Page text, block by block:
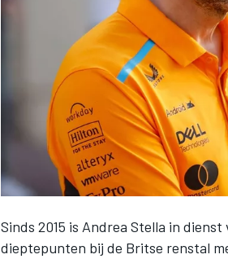
Sinds 2015 is Andrea Stella in dienst
dieptepunten bij de Britse renstal